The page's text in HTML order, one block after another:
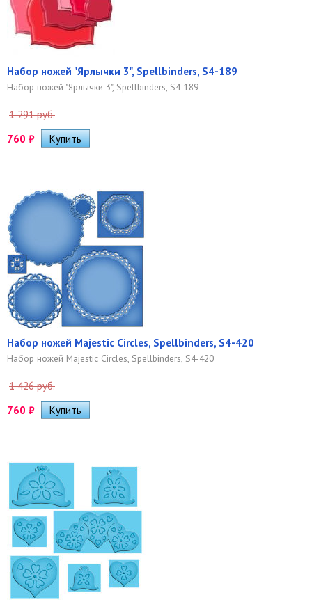
Набор ножей "Ярлычки 3", Spellbinders, S4-189
Набор ножей "Ярлычки 3", Spellbinders, S4-189
1 291 руб.
760 ₽
Набор ножей Majestic Circles, Spellbinders, S4-420
Набор ножей Majestic Circles, Spellbinders, S4-420
1 426 руб.
760 ₽